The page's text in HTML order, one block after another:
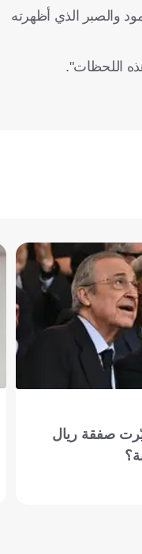
الصمود والصبر الذي أظهرته
اللحظات".
صفقة ريال